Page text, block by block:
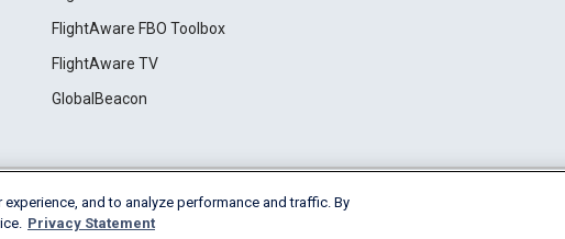
FlightAware FBO Toolbox
FlightAware TV
GlobalBeacon
Privacy Cookie Settings
and to analyze performance and traffic. By
Privacy Statement